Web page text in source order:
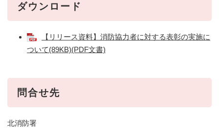
ダウンロード
【リリース資料】消防協力者に対する表彰の実施に
ついて(89KB)(PDF文書)
問合せ先
北消防署